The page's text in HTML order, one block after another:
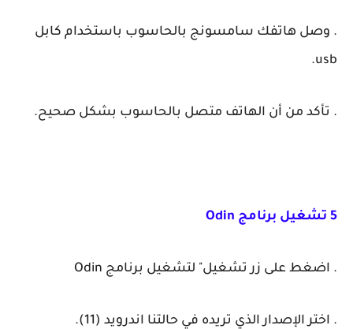
. وصل هاتفك سامسونج بالحاسوب باستخدام كابل
usb.
. تأكد من أن الهاتف متصل بالحاسوب بشكل صحيح.
5 تشغيل برنامج Odin
. اضغط على زر تشغيل" لتشغيل برنامج Odin‏
. اختر الإصدار الذي تريده في حالتنا اندرويد (11).